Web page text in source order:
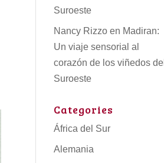
Suroeste
Nancy Rizzo en Madiran:
Un viaje sensorial al
corazón de los viñedos del
Suroeste
Categories
África del Sur
Alemania